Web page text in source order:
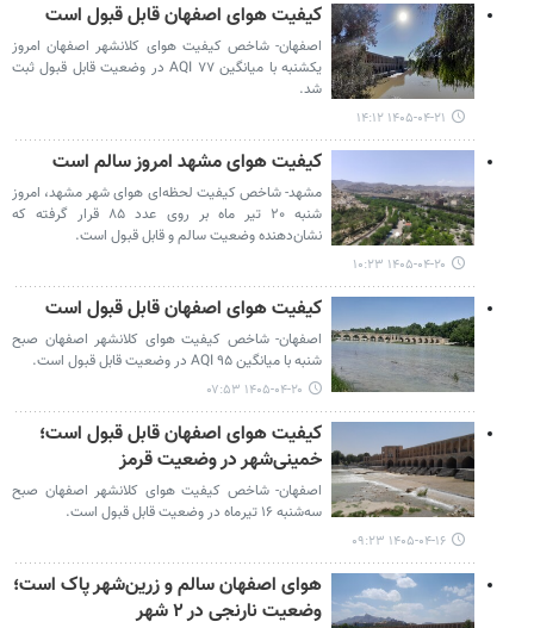
کیفیت هوای اصفهان قابل قبول است
اصفهان- شاخص کیفیت هوای کلانشهر اصفهان امروز
یکشنبه با میانگین ۷۷ AQI در وضعیت قابل قبول ثبت
شد.
۱۴۰۵-۰۴-۲۱ ۱۴:۱۲
کیفیت هوای مشهد امروز سالم است
مشهد- شاخص کیفیت لحظه‌ای هوای شهر مشهد، امروز
شنبه ۲۰ تیر ماه بر روی عدد ۸۵ قرار گرفته که
نشان‌دهنده وضعیت سالم و قابل قبول است.
۱۴۰۵-۰۴-۲۰ ۱۰:۲۳
کیفیت هوای اصفهان قابل قبول است
اصفهان- شاخص کیفیت هوای کلانشهر اصفهان صبح
شنبه با میانگین ۹۵ AQI در وضعیت قابل قبول است.
۱۴۰۵-۰۴-۲۰ ۰۷:۵۳
کیفیت هوای اصفهان قابل قبول است؛
خمینی‌شهر در وضعیت قرمز
اصفهان- شاخص کیفیت هوای کلانشهر اصفهان صبح
سه‌شنبه ۱۶ تیرماه در وضعیت قابل قبول است.
۱۴۰۵-۰۴-۱۶ ۰۹:۲۳
هوای اصفهان سالم و زرین‌شهر پاک است؛
وضعیت نارنجی در ۲ شهر